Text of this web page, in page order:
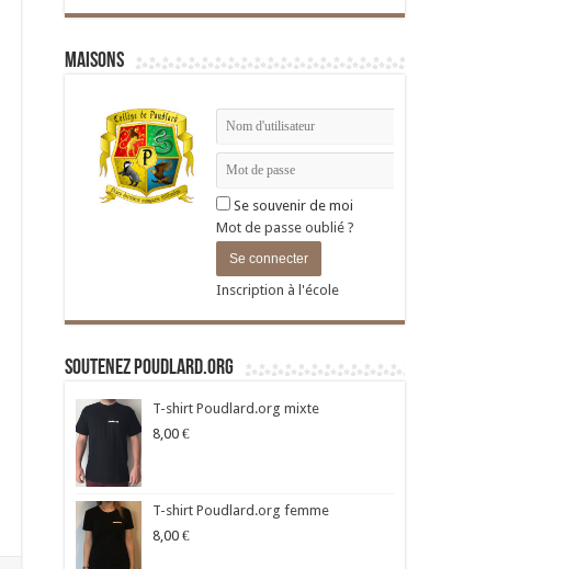
Maisons
Se souvenir de moi
Mot de passe oublié ?
Inscription à l'école
Soutenez Poudlard.org
T-shirt Poudlard.org mixte
8,00 €
T-shirt Poudlard.org femme
8,00 €